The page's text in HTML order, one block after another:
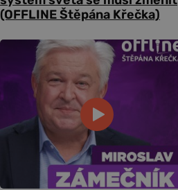
(OFFLINE Štěpána Křečka)